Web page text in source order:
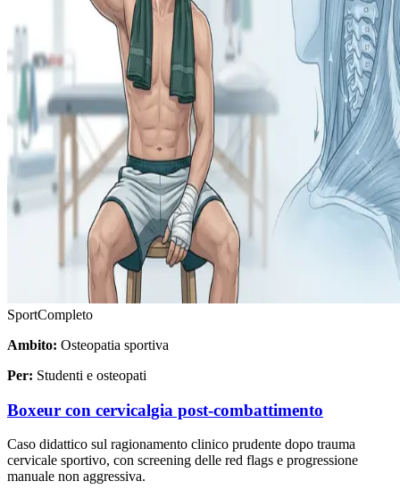
SportCompleto
Ambito: Osteopatia sportiva
Per: Studenti e osteopati
Boxeur con cervicalgia post-combattimento
Caso didattico sul ragionamento clinico prudente dopo trauma
cervicale sportivo, con screening delle red flags e progressione
manuale non aggressiva.